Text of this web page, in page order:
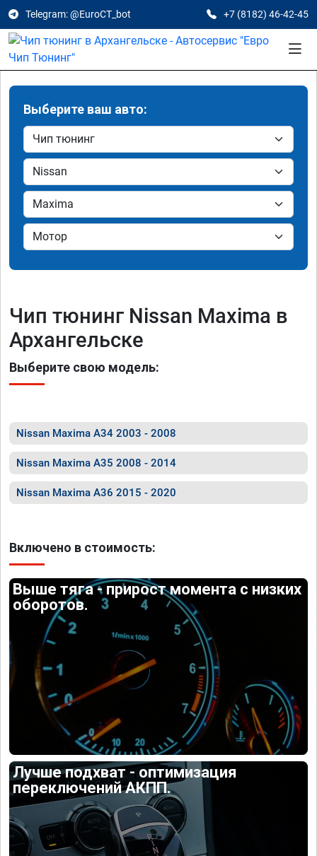
Telegram: @EuroCT_bot +7 (8182) 46-42-45
Выберите ваш авто:
Чип тюнинг Nissan Maxima в
Архангельске
Выберите свою модель:
Nissan Maxima A34 2003 - 2008
Nissan Maxima A35 2008 - 2014
Nissan Maxima A36 2015 - 2020
Включено в стоимость:
Выше тяга - прирост момента с низких
оборотов.
Лучше подхват - оптимизация
переключений АКПП.